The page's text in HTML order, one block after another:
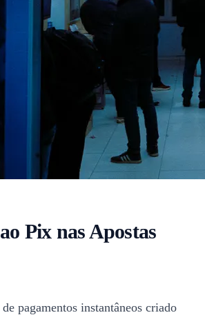
Pix nas Apostas
pagamentos instantâneos criado